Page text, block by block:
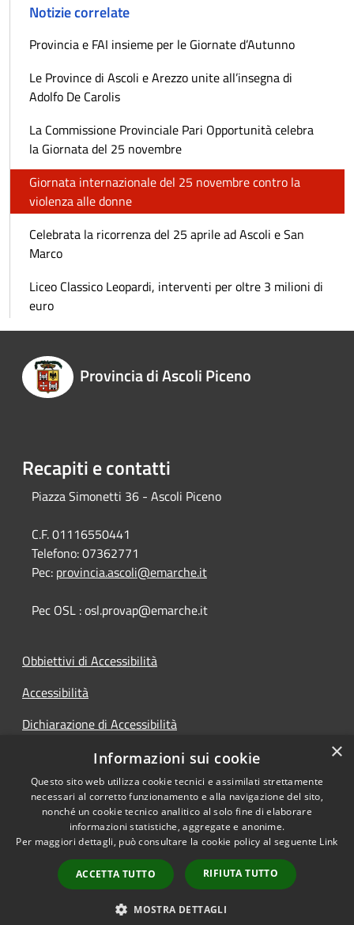
Notizie correlate
Provincia e FAI insieme per le Giornate d’Autunno
Le Province di Ascoli e Arezzo unite all’insegna di
Adolfo De Carolis
La Commissione Provinciale Pari Opportunità celebra
la Giornata del 25 novembre
Giornata internazionale del 25 novembre contro la
violenza alle donne
Celebrata la ricorrenza del 25 aprile ad Ascoli e San
Marco
Liceo Classico Leopardi, interventi per oltre 3 milioni di
euro
Provincia di Ascoli Piceno
Recapiti e contatti
Piazza Simonetti 36 - Ascoli Piceno
C.F. 01116550441
Telefono:07362771
Pec: provincia.ascoli@emarche.it
Pec OSL : osl.provap@emarche.it
Obbiettivi di Accessibilità
Accessibilità
Dichiarazione di Accessibilità
Accesso Civico
Accessibilità
Copyright © 2026 • Provincia di
Ascoli Piceno • Powered by
Municipium•
Accesso
redazione
×
Informazioni sui cookie
Questo sito web utilizza cookie tecnici e assimilati strettamente
necessari al corretto funzionamento e alla navigazione del sito,
nonché un cookie tecnico analitico al solo fine di elaborare
informazioni statistiche, aggregate e anonime.
Per maggiori dettagli, può consultare la cookie policy al seguente Link
ACCETTA TUTTO RIFIUTA TUTTO
MOSTRA DETTAGLI